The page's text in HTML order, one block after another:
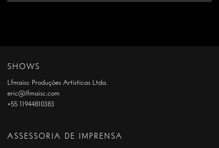
SHOWS
Lfmaisc Produções Artísticas Ltda.
eric@lfmaisc.com
+55 11944810383
ASSESSORIA DE IMPRENSA